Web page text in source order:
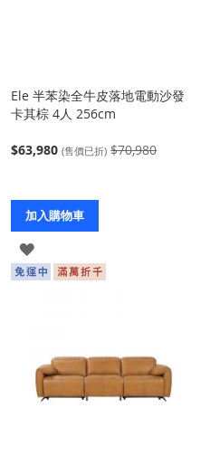
Ele 半苯染全牛皮落地電動沙發
卡其棕 4人 256cm
$63,980 (售價已折) $70,980
加入購物車
登
入